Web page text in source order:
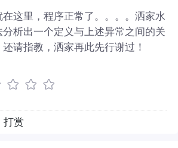
这里，程序正常了。。。。洒家水
析出一个定义与上述异常之间的关
请指教，洒家再此先行谢过！
打赏